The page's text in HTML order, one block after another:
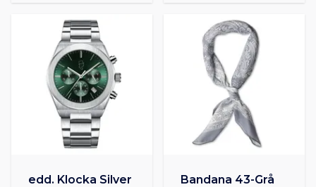
edd. Klocka Silver
Bandana 43-Grå